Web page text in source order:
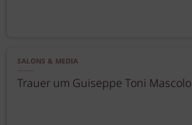
SALONS & MEDIA
Trauer um Guiseppe Toni Mascolo